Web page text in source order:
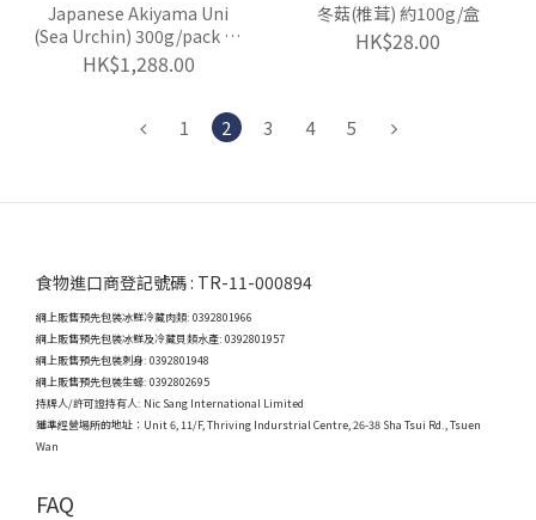
Japanese Akiyama Uni
(Sea Urchin) 300g/pack ( If
Akiyama uni is
unavailable, other same-
will be substituted)
HK$1,288.00
冬菇(椎茸) 約100g/盒
HK$28.00
1 2 3 4 5
食物進口商登記號碼 : TR-11-000894
網上販售預先包裝冰鮮冷藏肉類: 0392801966
網上販售預先包裝冰鮮及冷藏貝類水產: 0392801957
網上販售預先包裝刺身: 0392801948
網上販售預先包裝生蠔: 0392802695
持牌人/許可證持有人: Nic Sang International Limited
獲準經營場所的地址： Unit 6, 11/F, Thriving Indurstrial Centre, 26-38 Sha Tsui Rd., Tsuen
Wan
FAQ